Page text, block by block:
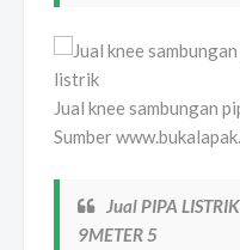
Jual knee sambungan
Sumber
Jual PIPA
9METER 5